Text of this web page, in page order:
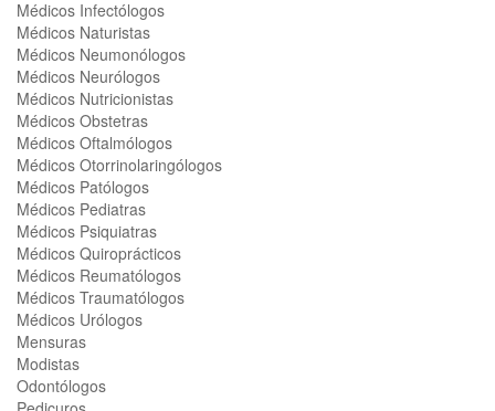
Médicos Infectólogos
Médicos Naturistas
Médicos Neumonólogos
Médicos Neurólogos
Médicos Nutricionistas
Médicos Obstetras
Médicos Oftalmólogos
Médicos Otorrinolaringólogos
Médicos Patólogos
Médicos Pediatras
Médicos Psiquiatras
Médicos Quiroprácticos
Médicos Reumatólogos
Médicos Traumatólogos
Médicos Urólogos
Mensuras
Modistas
Odontólogos